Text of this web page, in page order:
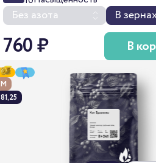
Без азота В
760 ₽ В
М
81,25